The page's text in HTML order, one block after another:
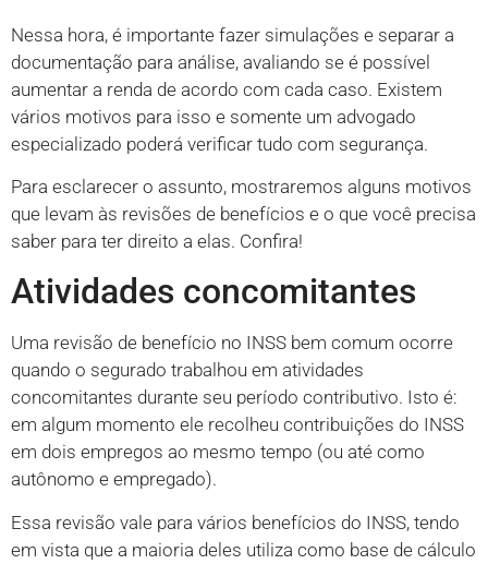
Nessa hora, é importante fazer simulações e separar a
documentação para análise, avaliando se é possível
aumentar a renda de acordo com cada caso. Existem
vários motivos para isso e somente um advogado
especializado poderá verificar tudo com segurança.
Para esclarecer o assunto, mostraremos alguns motivos
que levam às revisões de benefícios e o que você precisa
saber para ter direito a elas. Confira!
Atividades concomitantes
Uma revisão de benefício no INSS bem comum ocorre
quando o segurado trabalhou em atividades
concomitantes durante seu período contributivo. Isto é:
em algum momento ele recolheu contribuições do INSS
em dois empregos ao mesmo tempo (ou até como
autônomo e empregado).
Essa revisão vale para vários benefícios do INSS, tendo
em vista que a maioria deles utiliza como base de cálculo